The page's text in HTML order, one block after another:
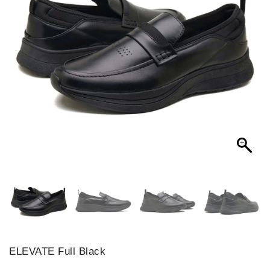
ELEVATE Full Black